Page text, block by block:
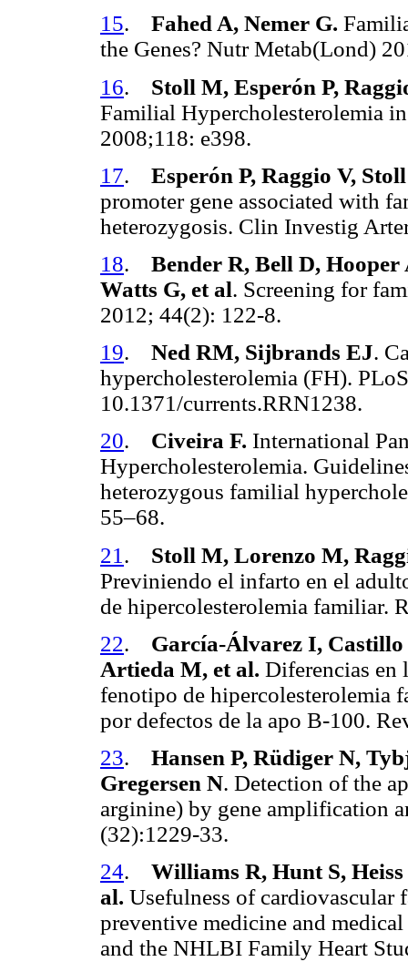
15. Fahed A, Nemer G.
the Genes? Nutr Metab(Lond)
16. Stoll M, Esperón P,
Familial Hypercholesterolemia
2008;118: e398.
17. Esperón P, Raggio V,
promoter gene associated with
heterozygosis. Clin Investig
18. Bender R, Bell D,
Watts G, et al. Screening for
2012; 44(2): 122-8.
19. Ned RM, Sijbrands EJ.
hypercholesterolemia (FH).
10.1371/currents.RRN1238.
20. Civeira F. International
Hypercholesterolemia.
heterozygous familial
55–68.
21 . Stoll M, Lorenzo M,
Previniendo el infarto en el
de hipercolesterolemia
22. García-Álvarez I, Castillo
Artieda M, et al. Diferencias en
fenotipo de hipercolesterolemia
por defectos de la apo B-100.
23. Hansen P, Rüdiger N,
Gregersen N. Detection of the
arginine) by gene amplification
(32):1229-33.
24. Williams R, Hunt S,
al. Usefulness of
preventive medicine and
and the NHLBI Family Heart